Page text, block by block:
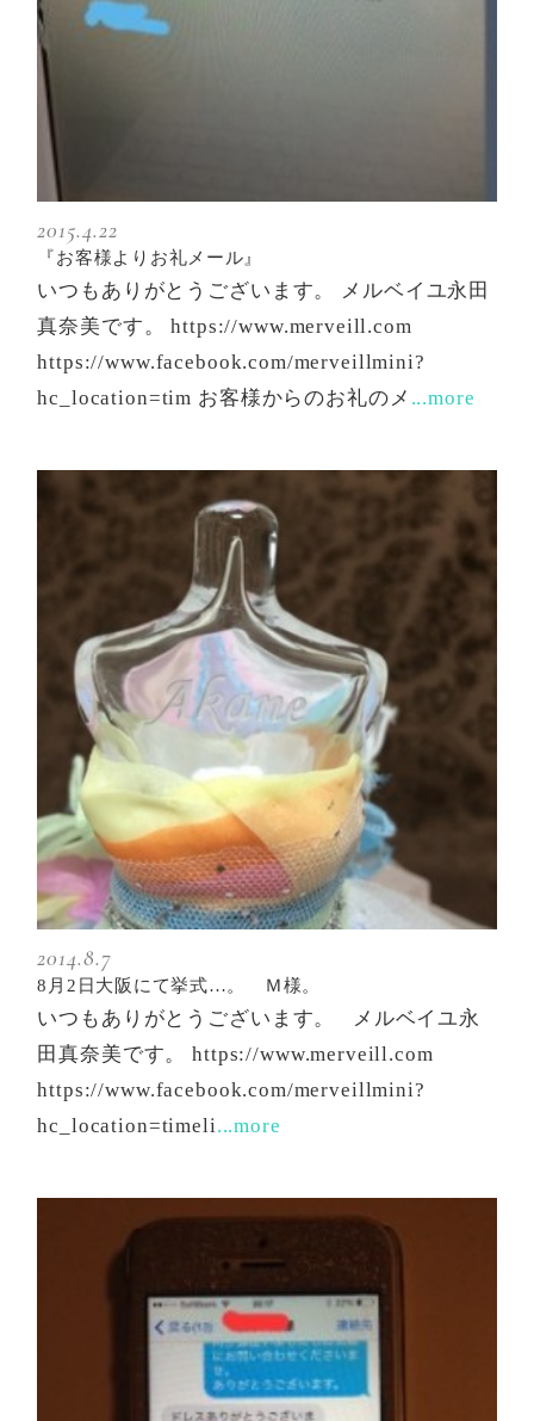
2015.4.22
『お客様よりお礼メール』
いつもありがとうございます。 メルベイユ永田
真奈美です。 https://www.merveill.com
https://www.facebook.com/merveillmini?
hc_location=tim お客様からのお礼のメ ...more
2014.8.7
8月2日大阪にて挙式…。 Ｍ様。
いつもありがとうございます。 メルベイユ永
田真奈美です。 https://www.merveill.com
https://www.facebook.com/merveillmini?
hc_location=timeli ...more